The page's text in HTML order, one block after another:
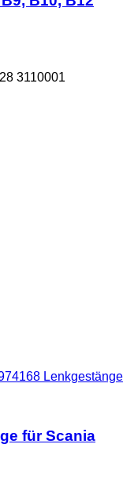
3110001
Lenkgestänge
für Scania